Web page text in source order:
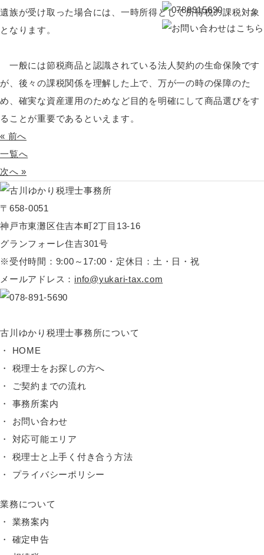
遺族が受け取った場合には、一時所得として所得税の課税対象
となります。
一般には節税商品と認識されている法人契約の生命保険です
が、後々の課税関係を理解した上で、万が一の時の保障のた
め、確実な資産運用のためなど目的を明確にして商品選びをす
ることが重要であるといえます。
« 前へ
一覧へ
次へ »
〒658-0051
神戸市東灘区住吉本町2丁目13-16
グランフォーレ住吉301号
※受付時間：9:00～17:00・定休日：土・日・祝
メールアドレス： info@yukari-tax.com
古川ゆかり税理士事務所について
HOME
税理士をお探しの方へ
ご契約までの流れ
事務所案内
お問い合わせ
対応可能エリア
税理士と上手く付き合う方法
プライバシーポリシー
業務について
業務案内
確定申告